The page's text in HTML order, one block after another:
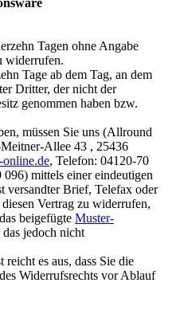
Tagen ohne Angabe
widerrufen.
Tage ab dem Tag, an dem
Dritter, der nicht der
genommen haben bzw.
müssen Sie uns (Allround
Allee 43 , 25436
, Telefon: 04120-70
mittels einer eindeutigen
versandter Brief, Telefax oder
Vertrag zu widerrufen,
beigefügte Muster-
jedoch nicht
es aus, dass Sie die
Widerrufsrechts vor Ablauf